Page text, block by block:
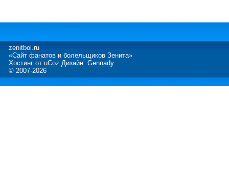
zenitbol.ru
«Сайт фанатов и болельщиков Зенита»
Хостинг от uCoz Дизайн: Gennady
© 2007-2026